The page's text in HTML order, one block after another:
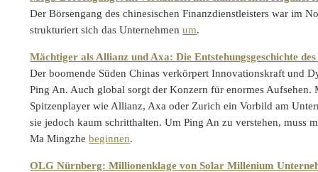
Der Börsengang des chinesischen Finanzdienstleisters war im
strukturiert sich das Unternehmenum.
Mächtiger als Allianz und Axa: Die Entstehungsgeschichte
Der boomende Süden Chinas verkörpert Innovationskraft und
Ping An. Auch global sorgt der Konzern für enormes Aufsehen.
Spitzenplayer wie Allianz, Axa oder Zurich ein Vorbild am
sie jedoch kaum schritthalten. Um Ping An zu verstehen, muss
Ma Mingzhebeginnen.
OLG Nürnberg: Millionenklage von Solar Millenium